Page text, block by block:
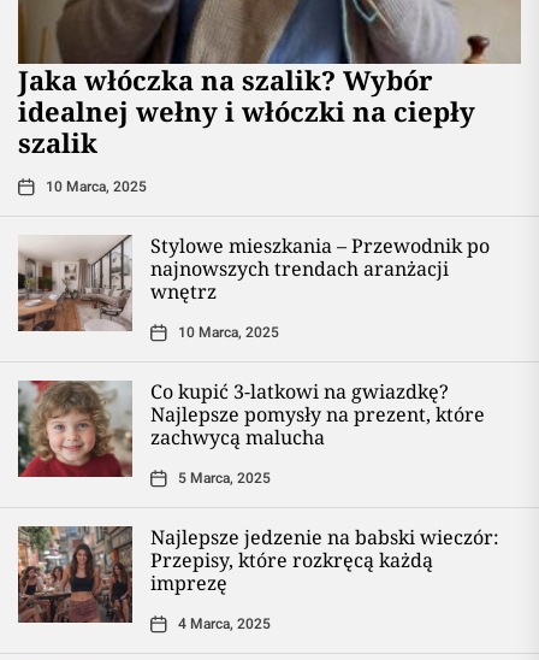
Jaka włóczka na szalik? Wybór
idealnej wełny i włóczki na ciepły
szalik
10 Marca, 2025
Stylowe mieszkania – Przewodnik po
najnowszych trendach aranżacji
wnętrz
10 Marca, 2025
Co kupić 3-latkowi na gwiazdkę?
Najlepsze pomysły na prezent, które
zachwycą malucha
5 Marca, 2025
Najlepsze jedzenie na babski wieczór:
Przepisy, które rozkręcą każdą
imprezę
4 Marca, 2025